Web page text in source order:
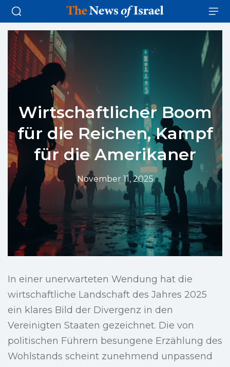
Wirtschaftlicher Boom
für die Reichen, Kampf
für die Amerikaner
November 11, 2025
In einer unerwarteten Wendung hat die
wirtschaftliche Landschaft des Jahres 2025
ein klares Bild der Divergenz in den
Vereinigten Staaten gezeichnet. Die von
politischen Führern besungene Erzählung des
Wohlstands scheint zunehmend unpassend